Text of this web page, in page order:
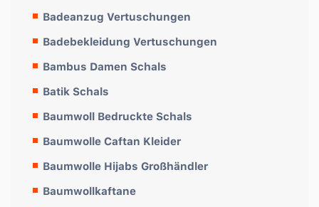
Badeanzug Vertuschungen
Badebekleidung Vertuschungen
Bambus Damen Schals
Batik Schals
Baumwoll Bedruckte Schals
Baumwolle Caftan Kleider
Baumwolle Hijabs Großhändler
Baumwollkaftane